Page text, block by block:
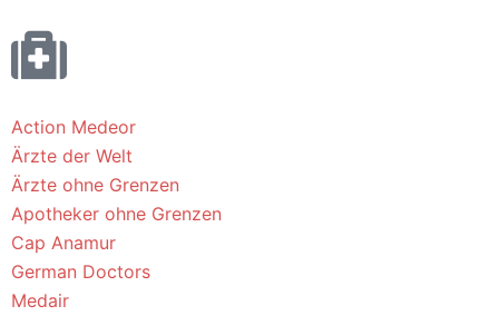
Action Medeor
Ärzte der Welt
Ärzte ohne Grenzen
Apotheker ohne Grenzen
Cap Anamur
German Doctors
Medair